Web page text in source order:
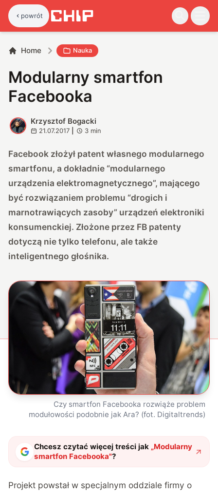
powrót
Home Nauka
Modularny smartfon
Facebooka
K
Krzysztof Bogacki
21.07.2017 3 min
Facebook złożył patent własnego modularnego
smartfonu, a dokładnie “modularnego
urządzenia elektromagnetycznego”, mającego
być rozwiązaniem problemu “drogich i
marnotrawiących zasoby” urządzeń elektroniki
konsumenckiej. Złożone przez FB patenty
dotyczą nie tylko telefonu, ale także
inteligentnego głośnika.
Czy smartfon Facebooka rozwiąże problem
modułowości podobnie jak Ara? (fot. Digitaltrends)
Chcesz czytać więcej treści jak „Modularny
smartfon Facebooka"?
Projekt powstał w specjalnym oddziale firmy o